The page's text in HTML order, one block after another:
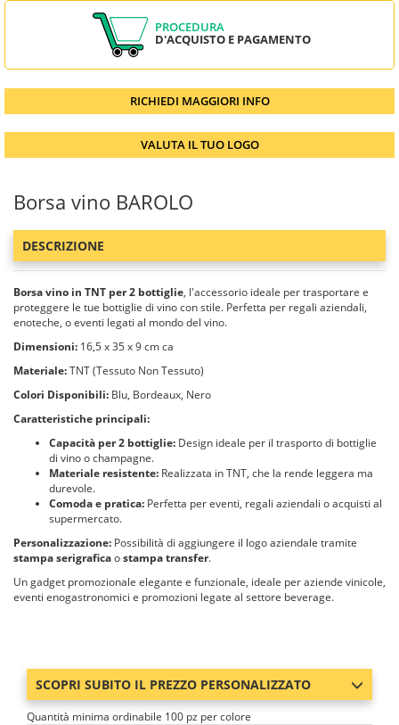
PROCEDURA
D'ACQUISTO E PAGAMENTO
RICHIEDI MAGGIORI INFO
VALUTA IL TUO LOGO
Borsa vino BAROLO
DESCRIZIONE
Borsa vino in TNT per 2 bottiglie, l'accessorio ideale per trasportare e
proteggere le tue bottiglie di vino con stile. Perfetta per regali aziendali,
enoteche, o eventi legati al mondo del vino.
Dimensioni: 16,5 x 35 x 9 cm ca
Materiale:TNT (Tessuto Non Tessuto)
Colori Disponibili: Blu, Bordeaux, Nero
Caratteristiche principali:
Capacità per 2 bottiglie: Design ideale per il trasporto di bottiglie
di vino o champagne.
Materiale resistente: Realizzata in TNT, che la rende leggera ma
durevole.
Comoda e pratica: Perfetta per eventi, regali aziendali o acquisti al
supermercato.
Personalizzazione: Possibilità di aggiungere il logo aziendale tramite
stampa serigraficaostampa transfer.
Un gadget promozionale elegante e funzionale, ideale per aziende vinicole,
eventi enogastronomici e promozioni legate al settore beverage.
SCOPRI SUBITO IL PREZZO PERSONALIZZATO
Quantità minima ordinabile 100 pz per colore